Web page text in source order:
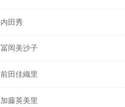
内田秀
冨岡美沙子
前田佳織里
加藤英美里